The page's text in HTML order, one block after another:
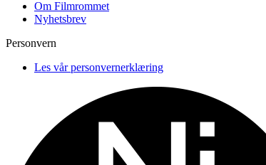
Om Filmrommet
Nyhetsbrev
Personvern
Les vår personvernerklæring